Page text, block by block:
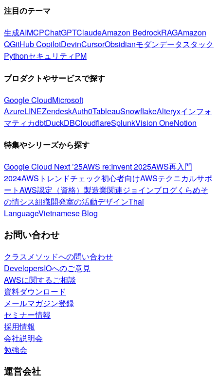
注目のテーマ
生成AIMCPChatGPTClaudeAmazon BedrockRAGAmazon
QGitHub CopilotDevinCursorObsidianモダンデータスタック
PythonセキュリティPM
プロダクトやサービスで探す
Google CloudMicrosoft
AzureLINEZendeskAuth0TableauSnowflakeAlteryxインフォ
マティカdbtDuckDBCloudflareSplunkVision OneNotion
特集やシリーズから探す
Google Cloud Next ’25AWS re:Invent 2025AWS再入門
2024AWSトレンドチェック初心者向けAWSテクニカルサポ
ートAWS認定（資格） 製造業関連ジョインブログくらめそ
の情シス組織開発室の活動デザインThai
LanguageVietnamese Blog
お問い合わせ
クラスメソッドへの問い合わせ
DevelopersIOへのご意見
AWSに関するご相談
資料ダウンロード
メールマガジン登録
セミナー情報
採用情報
会社説明会
勉強会
運営会社